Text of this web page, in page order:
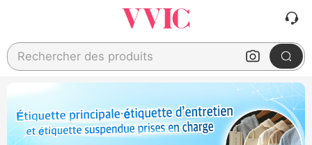
Rechercher des produits